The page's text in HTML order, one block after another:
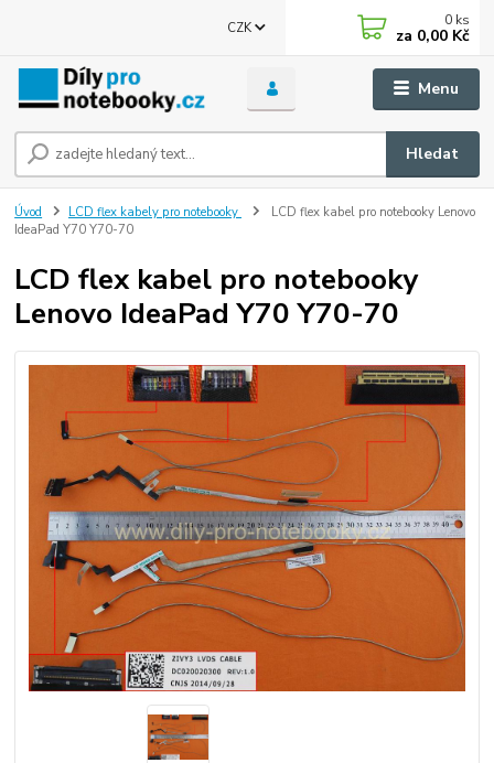
Menu
CZK
Hledat
0 ks
za 0,00 Kč
Úvod LCD flex kabely pro notebooky
LCD flex kabel pro notebooky Lenovo
IdeaPad Y70 Y70-70
LCD flex kabel pro notebooky
Lenovo IdeaPad Y70 Y70-70